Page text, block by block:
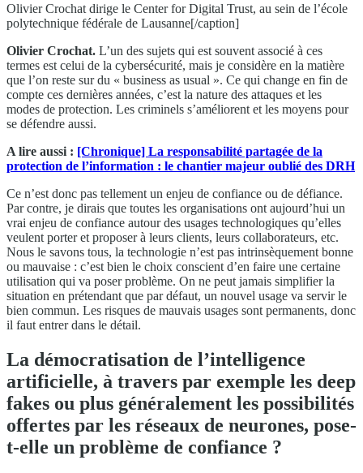
Olivier Crochat dirige le Center for Digital Trust, au sein de l’école
polytechnique fédérale de Lausanne[/caption]
Olivier Crochat. L’un des sujets qui est souvent associé à ces
termes est celui de la cybersécurité, mais je considère en la matière
que l’on reste sur du « business as usual ». Ce qui change en fin de
compte ces dernières années, c’est la nature des attaques et les
modes de protection. Les criminels s’améliorent et les moyens pour
se défendre aussi.
A lire aussi : [Chronique] La responsabilité partagée de la
protection de l’information : le chantier majeur oublié des DRH
Ce n’est donc pas tellement un enjeu de confiance ou de défiance.
Par contre, je dirais que toutes les organisations ont aujourd’hui un
vrai enjeu de confiance autour des usages technologiques qu’elles
veulent porter et proposer à leurs clients, leurs collaborateurs, etc.
Nous le savons tous, la technologie n’est pas intrinsèquement bonne
ou mauvaise : c’est bien le choix conscient d’en faire une certaine
utilisation qui va poser problème. On ne peut jamais simplifier la
situation en prétendant que par défaut, un nouvel usage va servir le
bien commun. Les risques de mauvais usages sont permanents, donc
il faut entrer dans le détail.
La démocratisation de l’intelligence
artificielle, à travers par exemple les deep
fakes ou plus généralement les possibilités
offertes par les réseaux de neurones, pose-
t-elle un problème de confiance ?